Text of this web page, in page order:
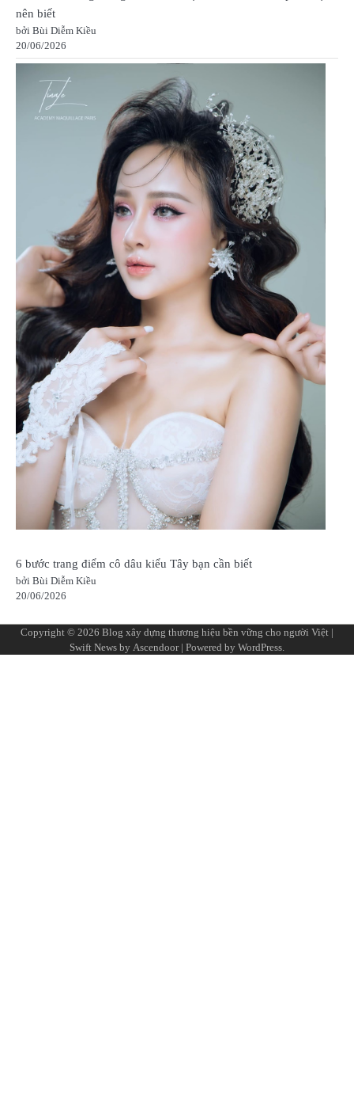
nên biết
bởi Bùi Diễm Kiều
20/06/2026
6 bước trang điểm cô dâu kiểu Tây bạn cần biết
bởi Bùi Diễm Kiều
20/06/2026
Copyright © 2026 Blog xây dựng thương hiệu bền vững cho người Việt |
Swift News by Ascendoor| Powered by WordPress